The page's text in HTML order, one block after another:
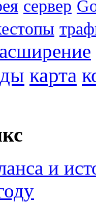
сервер
карта
и